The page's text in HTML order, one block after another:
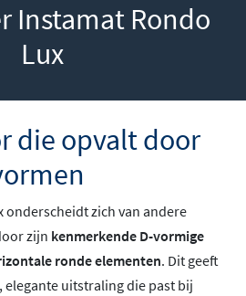
Instamat Rondo
Lux
die opvalt door
onderscheidt zich van andere
zijn kenmerkende D-vormige
ronde elementen. Dit geeft
elegante uitstraling die past bij